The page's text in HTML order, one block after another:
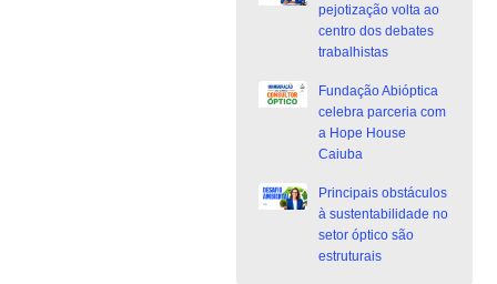
pejotização volta ao
centro dos debates
trabalhistas
Fundação Abióptica
celebra parceria com
a Hope House
Caiuba
Principais obstáculos
à sustentabilidade no
setor óptico são
estruturais